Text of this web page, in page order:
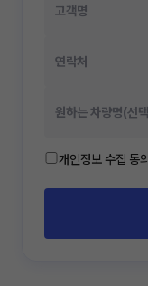
개인정보 수집 동의